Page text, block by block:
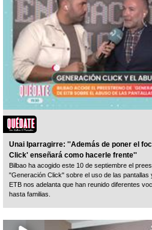
Unai Iparragirre: ''Además de poner el
Click' enseñará como hacerle frente''
Bilbao ha acogido este 10 de septiembre el
"Generación Click" sobre el uso de las
ETB nos adelanta que han reunido diferentes
hasta familias.